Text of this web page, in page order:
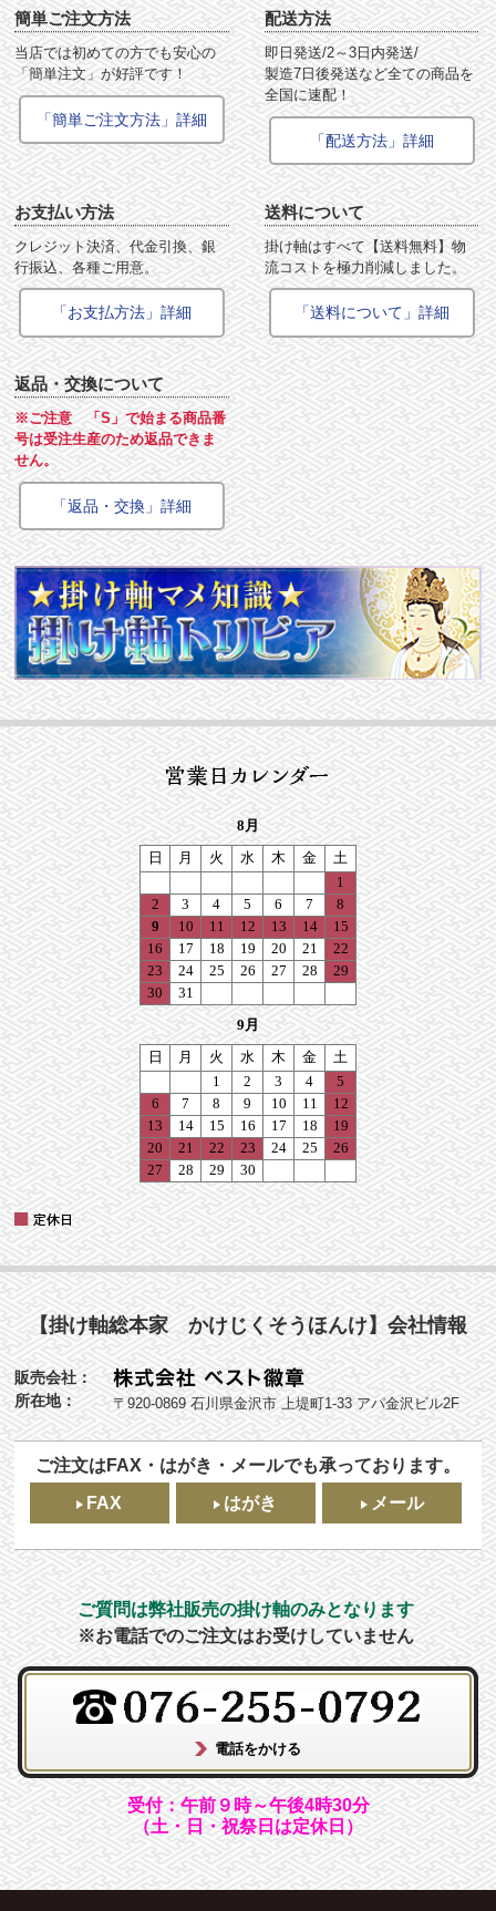
簡単ご注文方法
当店では初めての方でも安心の
「簡単注文」が好評です！
「簡単ご注文方法」詳細
配送方法
即日発送/2～3日内発送/
製造7日後発送など全ての商品を
全国に速配！
「配送方法」詳細
お支払い方法
クレジット決済、代金引換、銀
行振込、各種ご用意。
「お支払方法」詳細
送料について
掛け軸はすべて【送料無料】物
流コストを極力削減しました。
「送料について」詳細
返品・交換について
※ご注意 「S」で始まる商品番
号は受注生産のため返品できま
せん。
「返品・交換」詳細
【掛け軸総本家 かけじくそうほんけ】会社情報
販売会社：
所在地：
〒920-0869 石川県金沢市 上堤町1-33 アパ金沢ビル2F
ご注文はFAX・はがき・メールでも承っております。
FAX
はがき メール
ご質問は弊社販売の掛け軸のみとなります
※お電話でのご注文はお受けしていません
受付：午前９時～午後4時30分
（土・日・祝祭日は定休日）